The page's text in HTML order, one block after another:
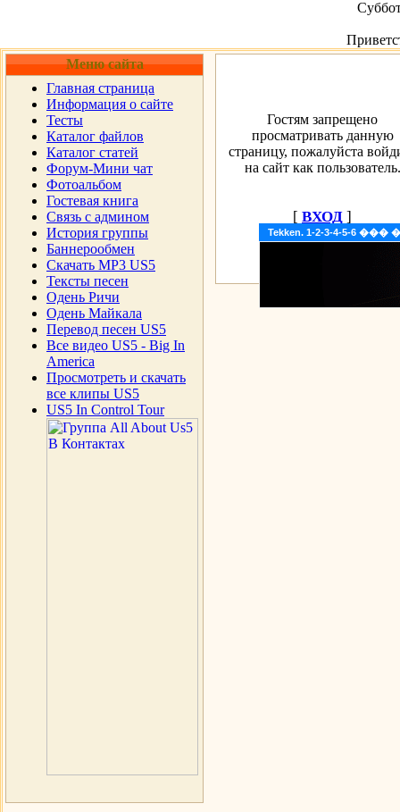
Меню сайта
Главная страница
Информация о сайте
Тесты
Каталог файлов
Каталог статей
Форум-Мини чат
Фотоальбом
Гостевая книга
Cвязь с админом
История группы
Баннерообмен
Скачать MP3 US5
Тексты песен
Одень Ричи
Одень Майкала
Перевод песен US5
Все видео US5 - Big In
America
Просмотреть и скачать
все клипы US5
US5 In Control Tour
Tekken. 1-2-3-4-5-6
Гостям запрещено
просматривать данную
страницу, пожалуйста
на сайт как пользователь.
[ ВХОД ]